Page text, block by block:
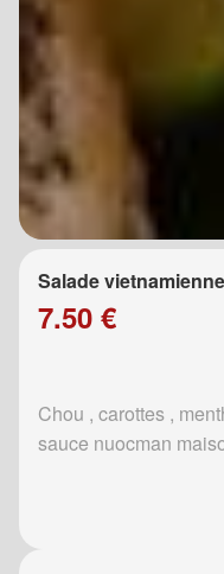
Salade
7.50 €
Chou , carottes ,
sauce nuocman